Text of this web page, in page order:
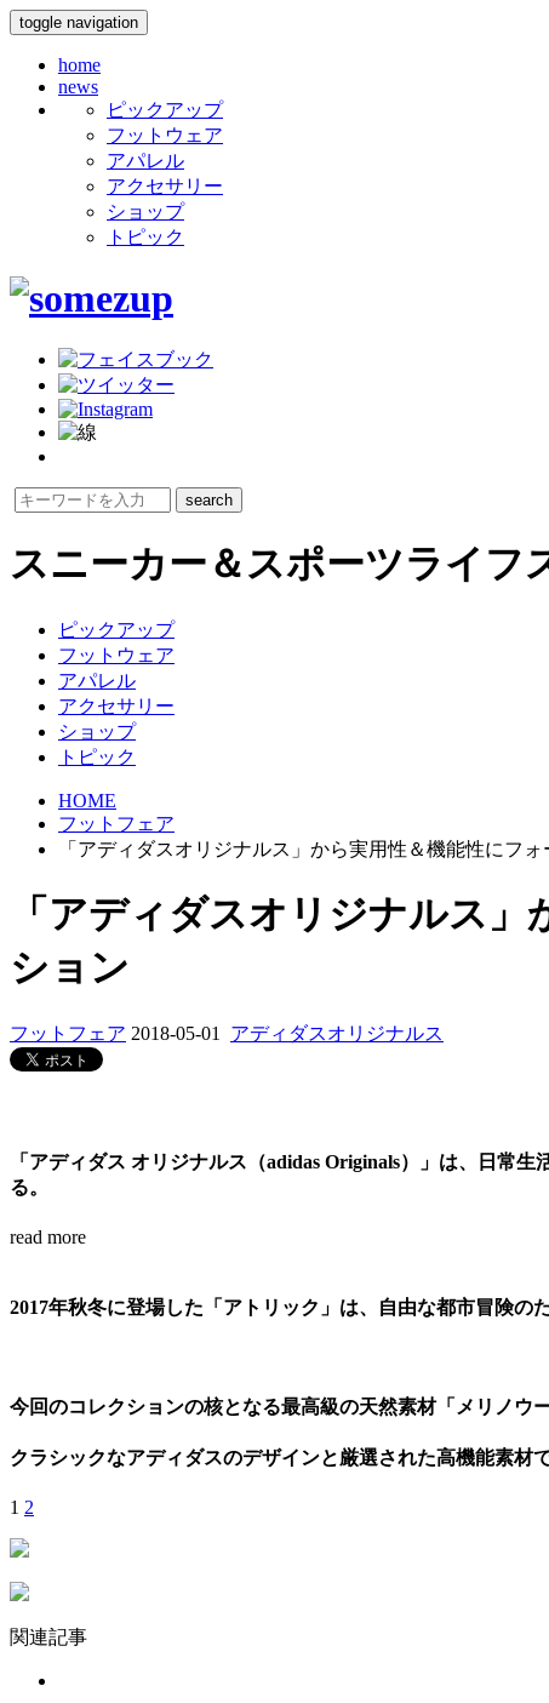
toggle navigation
home
news
ピックアップ
フットウェア
アパレル
アクセサリー
ショップ
トピック
スニーカー＆スポーツライフ
ピックアップ
フットウェア
アパレル
アクセサリー
ショップ
トピック
HOME
フットフェア
「アディダスオリジナルス」から実用性＆機能性にフ
「アディダスオリジナルス
ション
フットフェア 2018-05-01 アディダスオリジナルス
「アディダス オリジナルス（adidas Originals）」は、日常
る。
read more
2017年秋冬に登場した「アトリック」は、自由な都市冒険の
今回のコレクションの核となる最高級の天然素材「メリノウ
クラシックなアディダスのデザインと厳選された高機能素材
1 2
関連記事